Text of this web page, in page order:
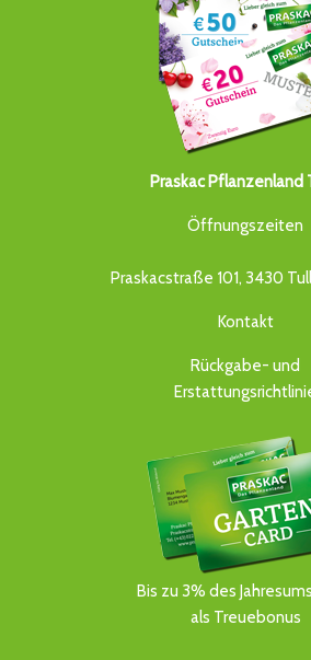
Praskac Pflanzenland
Öffnungszeiten
Praskacstraße 101, 3430
Kontakt
Rückgabe- und
Bis zu 3% des
als Treuebonus